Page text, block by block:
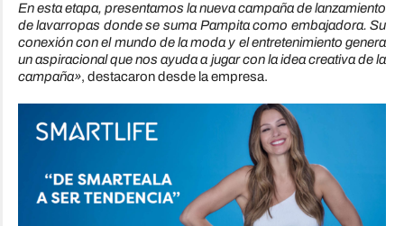
En esta etapa, presentamos la nueva campaña de lanzamiento
de lavarropas donde se suma Pampita como embajadora. Su
conexión con el mundo de la moda y el entretenimiento genera
un aspiracional que nos ayuda a jugar con la idea creativa de la
campaña», destacaron desde la empresa.